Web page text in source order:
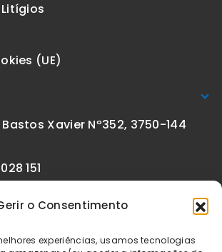
o Consentimento
experiências, usamos tecnologias
(UE)
Xavier Nº352, 3750-144
151
online.pt